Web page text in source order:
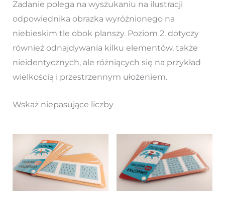
Zadanie polega na wyszukaniu na ilustracji
odpowiednika obrazka wyróżnionego na
niebieskim tle obok planszy. Poziom 2. dotyczy
również odnajdywania kilku elementów, także
nieidentycznych, ale różniących się na przykład
wielkością i przestrzennym ułożeniem.
Wskaż niepasujące liczby